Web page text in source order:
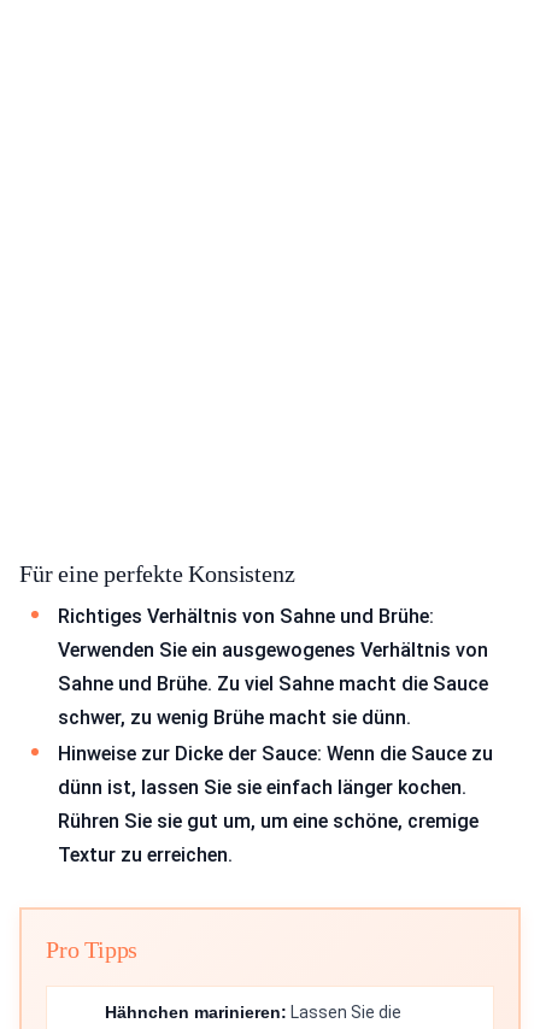
Für eine perfekte Konsistenz
Richtiges Verhältnis von Sahne und Brühe:
Verwenden Sie ein ausgewogenes Verhältnis von
Sahne und Brühe. Zu viel Sahne macht die Sauce
schwer, zu wenig Brühe macht sie dünn.
Hinweise zur Dicke der Sauce: Wenn die Sauce zu
dünn ist, lassen Sie sie einfach länger kochen.
Rühren Sie sie gut um, um eine schöne, cremige
Textur zu erreichen.
Pro Tipps
Hähnchen marinieren: Lassen Sie die